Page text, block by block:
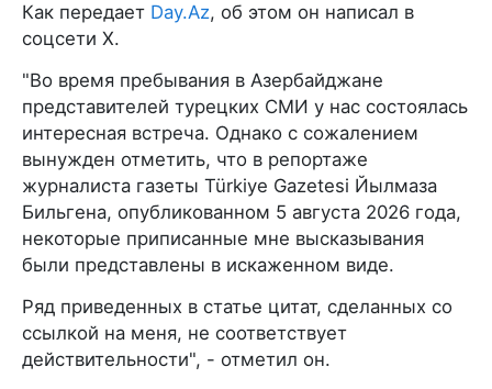
Как передает Day.Az, об этом он написал в
соцсети Х.
"Во время пребывания в Азербайджане
представителей турецких СМИ у нас состоялась
интересная встреча. Однако c сожалением
вынужден отметить, что в репортаже
журналиста газеты Türkiye Gazetesi Йылмаза
Бильгена, опубликованном 5 августа 2026 года,
некоторые приписанные мне высказывания
были представлены в искаженном виде.
Ряд приведенных в статье цитат, сделанных со
ссылкой на меня, не соответствует
действительности", - отметил он.